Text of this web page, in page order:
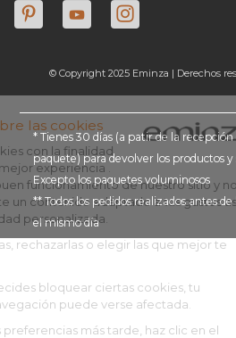
© Copyright 2025 Eminza | Derechos
* Tienes 30 días (a patir de la
paquete) para devolver los productos y
Excepto los paquetes voluminosos
** Todos los pedidos realizados antes
el mismo día